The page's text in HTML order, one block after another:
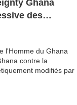
Ghana
des